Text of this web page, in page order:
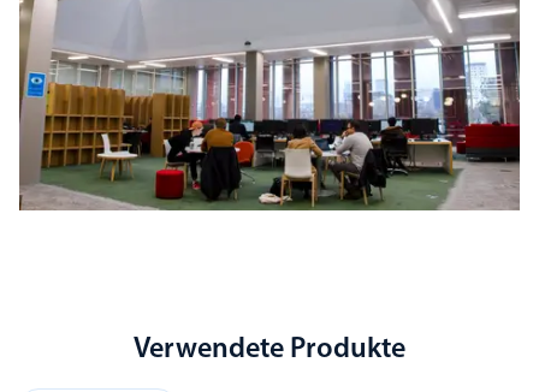
Verwendete Produkte